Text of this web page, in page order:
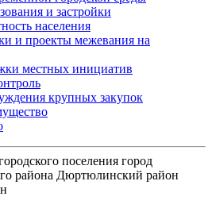
и застройки
населения
и проекты межевания на
местных инициатив
крупных закупок
поселения город
района Дюртюлинский район